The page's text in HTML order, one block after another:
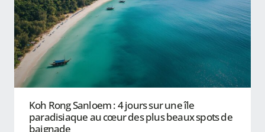
Koh Rong Sanloem : 4 jours sur une île
paradisiaque au cœur des plus beaux spots de
baignade